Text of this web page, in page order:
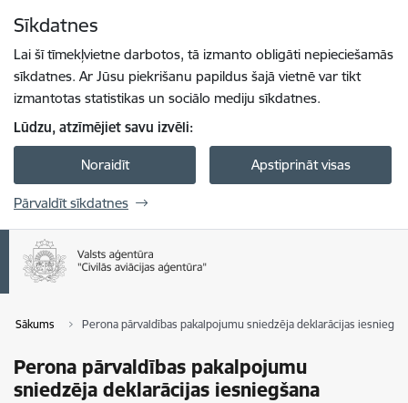
Sīkdatnes
Lai šī tīmekļvietne darbotos, tā izmanto obligāti nepieciešamās
sīkdatnes. Ar Jūsu piekrišanu papildus šajā vietnē var tikt
izmantotas statistikas un sociālo mediju sīkdatnes.
Lūdzu, atzīmējiet savu izvēli:
Noraidīt Apstiprināt visas
Pārvaldīt sīkdatnes
Sākums Perona pārvaldības pakalpojumu sniedzēja deklarācijas
Perona pārvaldības pakalpojumu
sniedzēja deklarācijas iesniegšana